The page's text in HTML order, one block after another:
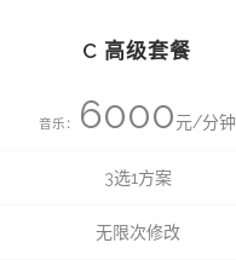
C 高级套餐
音乐： 6000元/分钟
3选1方案
无限次修改